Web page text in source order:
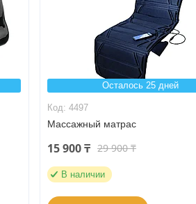
Осталось 25 дней
4497
Массажный матрас
15 900 ₸ 29 900 ₸
В наличии